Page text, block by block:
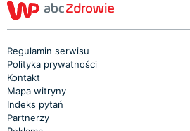
Regulamin serwisu
Polityka prywatności
Kontakt
Mapa witryny
Indeks pytań
Partnerzy